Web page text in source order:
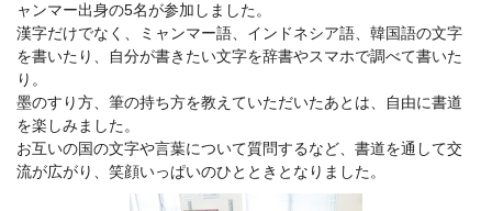
ャンマー出身の5名が参加しました。
漢字だけでなく、ミャンマー語、インドネシア語、韓国語の文字
を書いたり、自分が書きたい文字を辞書やスマホで調べて書いた
り。
墨のすり方、筆の持ち方を教えていただいたあとは、自由に書道
を楽しみました。
お互いの国の文字や言葉について質問するなど、書道を通して交
流が広がり、笑顔いっぱいのひとときとなりました。